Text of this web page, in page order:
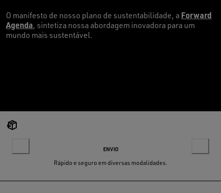
O manifesto de nosso plano de sustentabilidade, a Forward
Agenda, sintetiza nossa abordagem inovadora para um
mundo mais sustentável.
ENVIO
Rápido e seguro em diversas modalidades.